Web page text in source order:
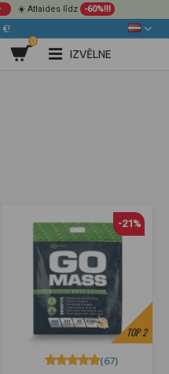
☀️ Atlaides līdz -60%!!!
0
IZVĒLNE
TOP2
-21%
(67)